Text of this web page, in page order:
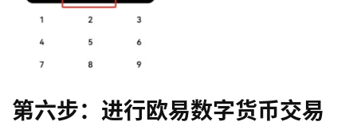
第六步：进行欧易数字货币交易